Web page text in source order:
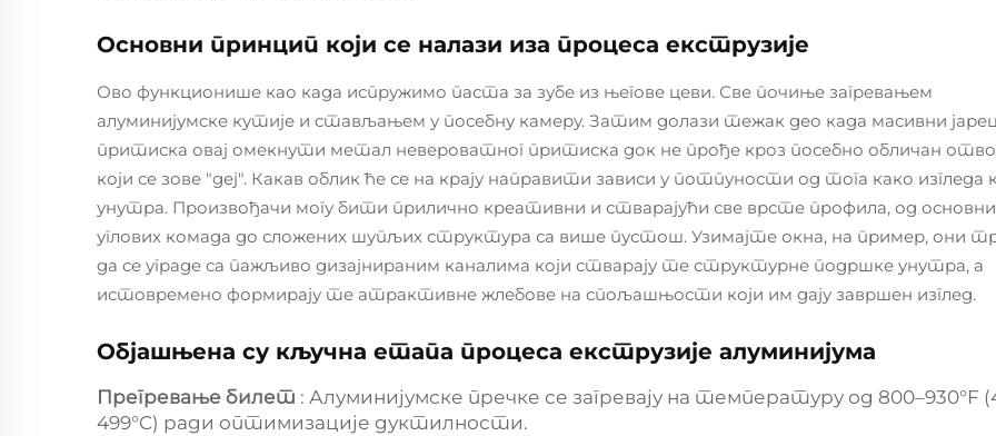
Основни принцип који се налази иза процеса екструзије
Ово функционише као када испружимо паста за зубе из његове цеви. Све почиње загревањем
алуминијумске кутије и стављањем у посебну камеру. Затим долази тежак део када масивни
притиска овај омекнути метал невероватног притиска док не прође кроз посебно обличан
који се зове "деј". Какав облик ће се на крају направити зависи у потпуности од тога како изгледа
унутра. Произвођачи могу бити прилично креативни и стварајући све врсте профила, од
углових комада до сложених шупљих структура са више пустош. Узимајте окна, на пример, они
да се уграде са пажљиво дизајнираним каналима који стварају те структурне подршке унутра, а
истовремено формирају те атрактивне жлебове на спољашњости који им дају завршен изглед.
Објашњена су кључна етапа процеса екструзије алуминијума
Прегревање билет : Алуминијумске пречке се загревају на температуру од 800–930°F
499°C) ради оптимизације дуктилности.